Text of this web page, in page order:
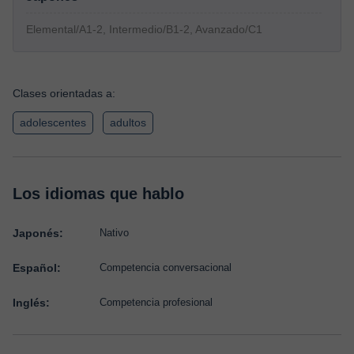
Elemental/A1-2, Intermedio/B1-2, Avanzado/C1
Clases orientadas a:
adolescentes adultos
Los idiomas que hablo
Japonés: Nativo
Español: Competencia conversacional
Inglés: Competencia profesional